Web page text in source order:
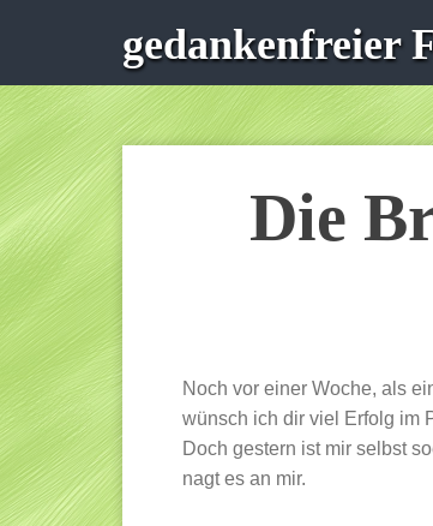
gedankenfreier
Die
Noch vor einer Woche, als
wünsch ich dir viel Erfolg im
Doch gestern ist mir selbst
nagt es an mir.